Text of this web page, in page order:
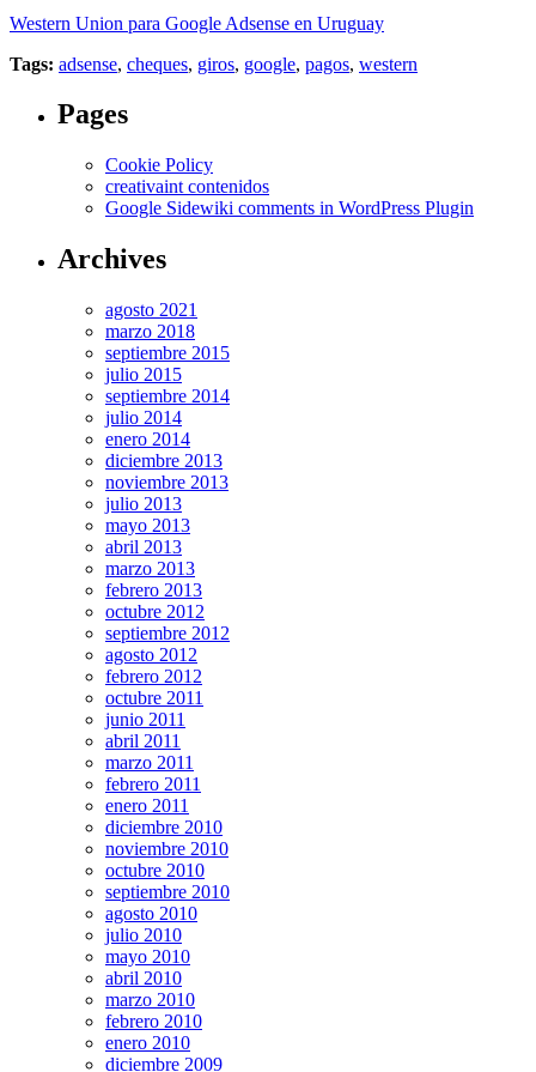
Western Union para Google Adsense en Uruguay
Tags: adsense, cheques, giros, google, pagos, western
Pages
Cookie Policy
creativaint contenidos
Google Sidewiki comments in WordPress Plugin
Archives
agosto 2021
marzo 2018
septiembre 2015
julio 2015
septiembre 2014
julio 2014
enero 2014
diciembre 2013
noviembre 2013
julio 2013
mayo 2013
abril 2013
marzo 2013
febrero 2013
octubre 2012
septiembre 2012
agosto 2012
febrero 2012
octubre 2011
junio 2011
abril 2011
marzo 2011
febrero 2011
enero 2011
diciembre 2010
noviembre 2010
octubre 2010
septiembre 2010
agosto 2010
julio 2010
mayo 2010
abril 2010
marzo 2010
febrero 2010
enero 2010
diciembre 2009